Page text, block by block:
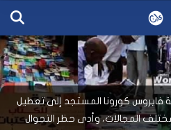
فايروس كورونا المستجد إلى تعطيل
المجالات، وأدى حظر التجوال